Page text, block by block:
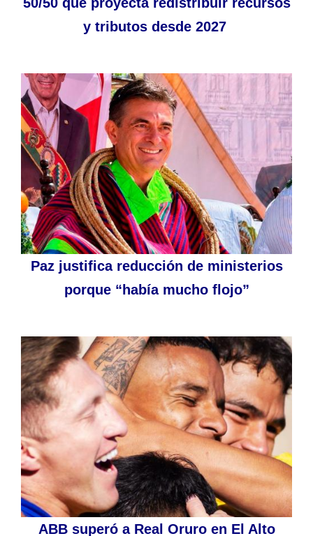
50/50 que proyecta redistribuir recursos
y tributos desde 2027
Paz justifica reducción de ministerios
porque “había mucho flojo”
ABB superó a Real Oruro en El Alto